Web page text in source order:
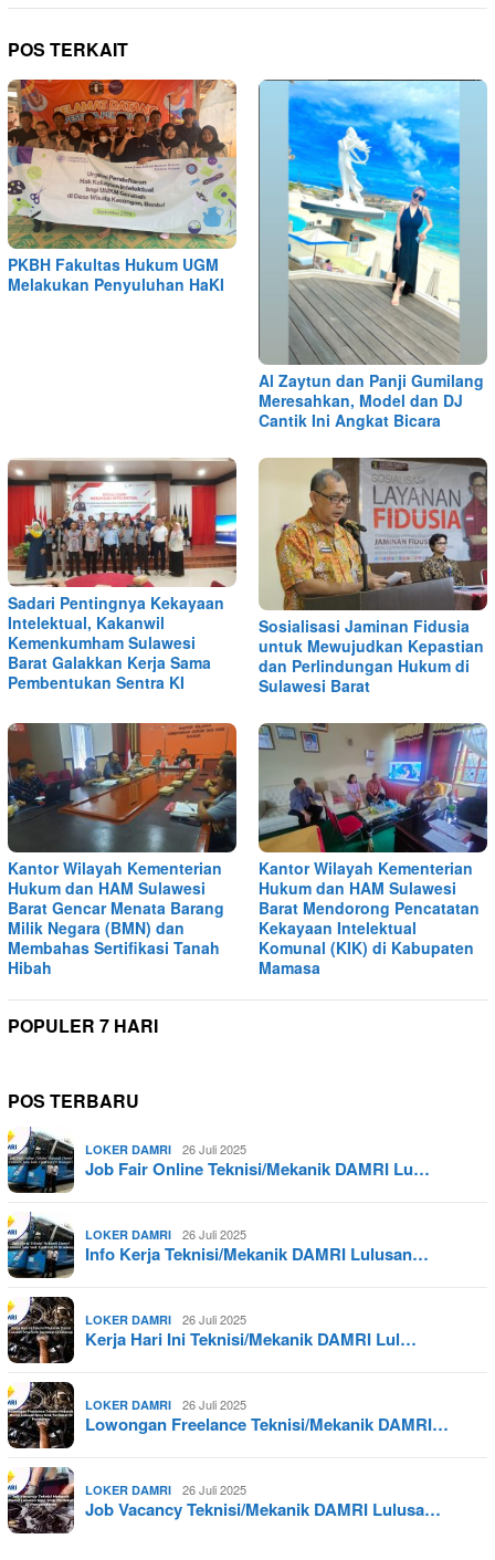
POS TERKAIT
PKBH Fakultas Hukum UGM
Melakukan Penyuluhan HaKI
Al Zaytun dan Panji Gumilang
Meresahkan, Model dan DJ
Cantik Ini Angkat Bicara
Sadari Pentingnya Kekayaan
Intelektual, Kakanwil
Kemenkumham Sulawesi
Barat Galakkan Kerja Sama
Pembentukan Sentra KI
Sosialisasi Jaminan Fidusia
untuk Mewujudkan Kepastian
dan Perlindungan Hukum di
Sulawesi Barat
Kantor Wilayah Kementerian
Hukum dan HAM Sulawesi
Barat Gencar Menata Barang
Milik Negara (BMN) dan
Membahas Sertifikasi Tanah
Hibah
Kantor Wilayah Kementerian
Hukum dan HAM Sulawesi
Barat Mendorong Pencatatan
Kekayaan Intelektual
Komunal (KIK) di Kabupaten
Mamasa
POPULER 7 HARI
POS TERBARU
LOKER DAMRI 26 Juli 2025
Job Fair Online Teknisi/Mekanik DAMRI Lu…
LOKER DAMRI 26 Juli 2025
Info Kerja Teknisi/Mekanik DAMRI Lulusan…
LOKER DAMRI 26 Juli 2025
Kerja Hari Ini Teknisi/Mekanik DAMRI Lul…
LOKER DAMRI 26 Juli 2025
Lowongan Freelance Teknisi/Mekanik DAMRI…
LOKER DAMRI 26 Juli 2025
Job Vacancy Teknisi/Mekanik DAMRI Lulusa…